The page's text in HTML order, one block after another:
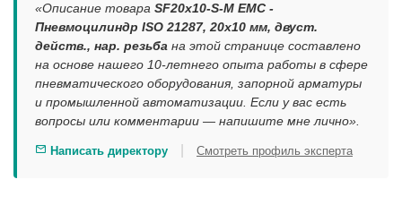
«Описание товара SF20x10-S-M EMC -
Пневмоцилиндр ISO 21287, 20x10 мм, двуст.
действ., нар. резьба на этой странице составлено
на основе нашего 10-летнего опыта работы в сфере
пневматического оборудования, запорной арматуры
и промышленной автоматизации. Если у вас есть
вопросы или комментарии — напишите мне лично».
Написать директору Смотреть профиль эксперта